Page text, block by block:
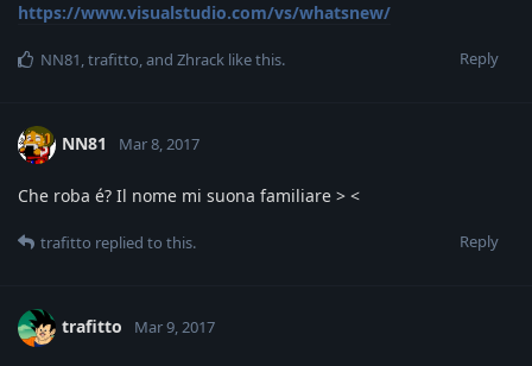
https://www.visualstudio.com/vs/whatsnew/
Reply
NN81,trafitto, and Zhrack like this.
NN81 Mar 8, 2017
Che roba é? Il nome mi suona familiare > <
Reply
trafitto replied to this.
trafitto Mar 9, 2017